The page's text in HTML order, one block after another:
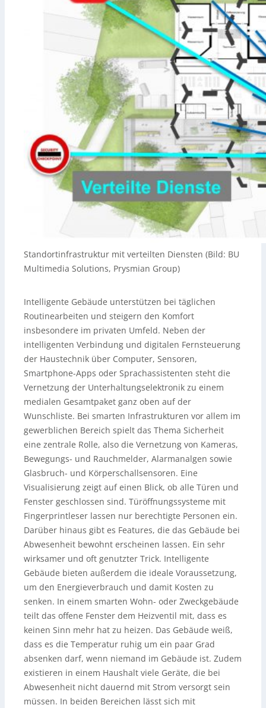
Standortinfrastruktur mit verteilten Diensten (Bild: BU
Multimedia Solutions, Prysmian Group)
Intelligente Gebäude unterstützen bei täglichen
Routinearbeiten und steigern den Komfort
insbesondere im privaten Umfeld. Neben der
intelligenten Verbindung und digitalen Fernsteuerung
der Haustechnik über Computer, Sensoren,
Smartphone-Apps oder Sprachassistenten steht die
Vernetzung der Unterhaltungselektronik zu einem
medialen Gesamtpaket ganz oben auf der
Wunschliste. Bei smarten Infrastrukturen vor allem im
gewerblichen Bereich spielt das Thema Sicherheit
eine zentrale Rolle, also die Vernetzung von Kameras,
Bewegungs- und Rauchmelder, Alarmanalgen sowie
Glasbruch- und Körperschallsensoren. Eine
Visualisierung zeigt auf einen Blick, ob alle Türen und
Fenster geschlossen sind. Türöffnungssysteme mit
Fingerprintleser lassen nur berechtigte Personen ein.
Darüber hinaus gibt es Features, die das Gebäude bei
Abwesenheit bewohnt erscheinen lassen. Ein sehr
wirksamer und oft genutzter Trick. Intelligente
Gebäude bieten außerdem die ideale Voraussetzung,
um den Energieverbrauch und damit Kosten zu
senken. In einem smarten Wohn- oder Zweckgebäude
teilt das offene Fenster dem Heizventil mit, dass es
keinen Sinn mehr hat zu heizen. Das Gebäude weiß,
dass es die Temperatur ruhig um ein paar Grad
absenken darf, wenn niemand im Gebäude ist. Zudem
existieren in einem Haushalt viele Geräte, die bei
Abwesenheit nicht dauernd mit Strom versorgt sein
müssen. In beiden Bereichen lässt sich mit